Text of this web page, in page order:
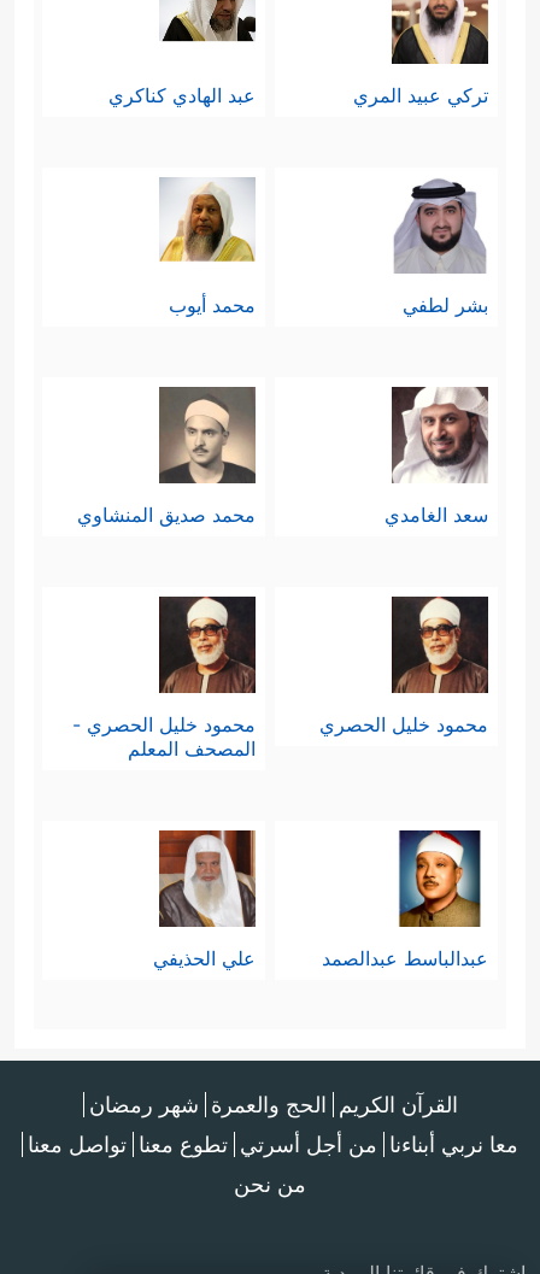
تركي عبيد المري عبد الهادي كناكري
بشر لطفي محمد أيوب
سعد الغامدي محمد صديق المنشاوي
محمود خليل الحصري
محمود خليل الحصري -
المصحف المعلم
عبدالباسط عبدالصمد علي الحذيفي
القرآن الكريم الحج والعمرة شهر رمضان
معا نربي أبناءنا من أجل أسرتي تطوع معنا تواصل معنا
من نحن